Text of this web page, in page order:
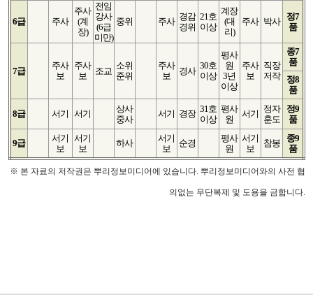
6급 주사
주사
(계
장)
전임
강사
(6급
미만)
중위 주사 경감
경위
21호
이상
계장
(대
리)
주사 박사
정7
품
7급
주사
보
주사
보
조교
소위
준위
주사
보
경사
30호
이상
평사
원
3년
이상
주사
보
직장
저작
종7
품
정8
품
8급 서기 서기
상사
중사
서기 경장 31호
이상
평사
원
서기 정자
훈도
정9
품
9급
서기
보
서기
보
하사
서기
보
순경
평사
원
서기
보
참봉
종9
품
※ 본 자료의 저작권은 뿌리정보미디어에 있습니다. 뿌리정보미디어와의 사전 협
의없는 무단복제 및 도용을 금합니다.